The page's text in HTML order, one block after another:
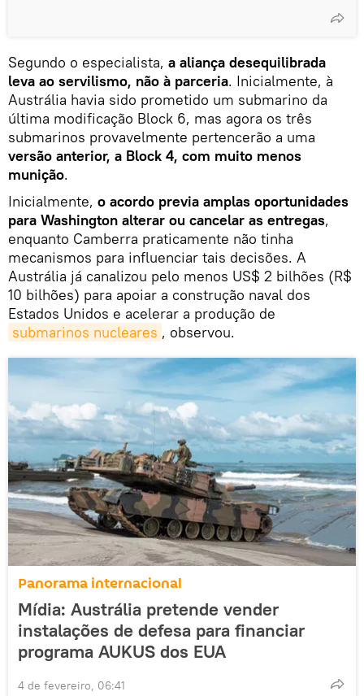
Segundo o especialista, a aliança desequilibrada
leva ao servilismo, não à parceria. Inicialmente, à
Austrália havia sido prometido um submarino da
última modificação Block 6, mas agora os três
submarinos provavelmente pertencerão a uma
versão anterior, a Block 4, com muito menos
munição.
Inicialmente, o acordo previa amplas oportunidades
para Washington alterar ou cancelar as entregas,
enquanto Camberra praticamente não tinha
mecanismos para influenciar tais decisões. A
Austrália já canalizou pelo menos US$ 2 bilhões (R$
10 bilhões) para apoiar a construção naval dos
Estados Unidos e acelerar a produção de
submarinos nucleares , observou.
Panorama internacional
Mídia: Austrália pretende vender
instalações de defesa para financiar
programa AUKUS dos EUA
4 de fevereiro, 06:41